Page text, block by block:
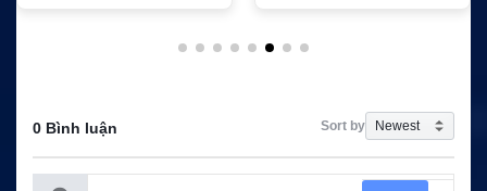
0 Bình luận Sort by